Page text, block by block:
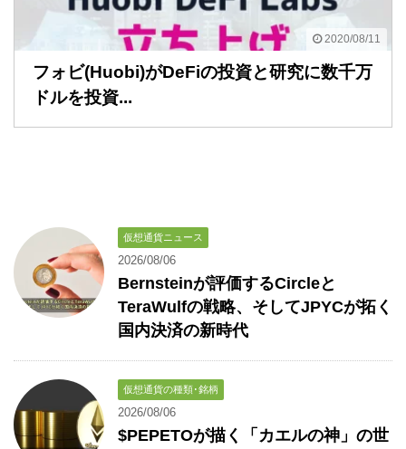
2020/08/11
フォビ(Huobi)がDeFiの投資と研究に数千万
ドルを投資...
仮想通貨ニュース
2026/08/06
Bernsteinが評価するCircleと
TeraWulfの戦略、そしてJPYCが拓く
国内決済の新時代
仮想通貨の種類･銘柄
2026/08/06
$PEPETOが描く「カエルの神」の世